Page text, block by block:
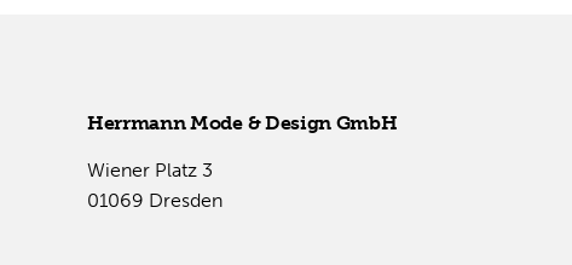
Herr­mann Mode & De­sign GmbH
Wie­ner Platz 3
01069 Dres­den